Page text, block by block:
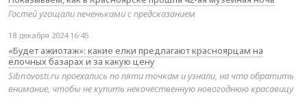
Гостей угощали печеньками с предсказанием
18 декабря 2024 16:45
«Будет ажиотаж»: какие елки предлагают красноярцам на
елочных базарах и за какую цену
Sibnovosti.ru проехались по пяти точкам и узнали, на что обратить
внимание, чтобы не купить некачественную новогоднюю красавицу